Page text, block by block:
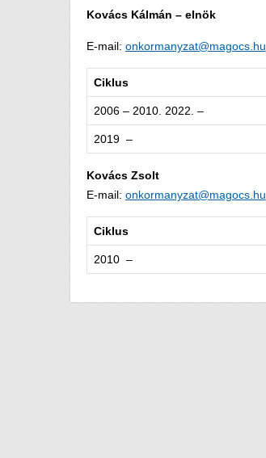
Kovács Kálmán – elnök
E-mail: onkormanyzat@magocs.hu
Ciklus
2006 – 2010. 2022. –
2019 –
Kovács Zsolt
E-mail: onkormanyzat@magocs.hu
Ciklus
2010 –